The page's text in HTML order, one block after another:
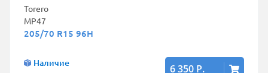
Torero
MP47
205/70 R15 96H
Наличие 6 350 Р.